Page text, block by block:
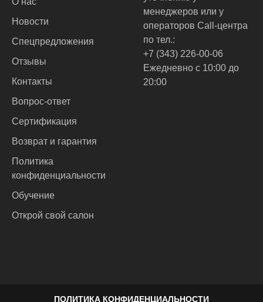
Новости
Спецпредложения
Отзывы
Контакты
Вопрос-ответ
Сертификация
Возврат и гарантия
Политика
конфиденциальности
Обучение
Открой свой салон
менеджеров или у
операторов Call-центра
по тел.:
+7 (343) 226-00-06
Ежедневно с 10:00 до
20:00
ПОЛИТИКА КОНФИДЕНЦИАЛЬНОСТИ